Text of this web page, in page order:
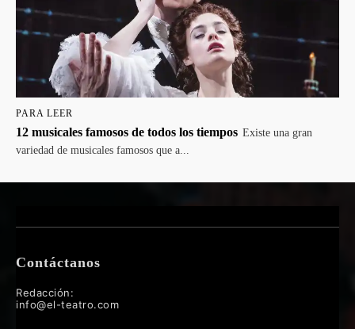
PARA LEER
12 musicales famosos de todos los tiempos Existe una gran
variedad de musicales famosos que a...
Contáctanos
Redacción:
info@el-teatro.com